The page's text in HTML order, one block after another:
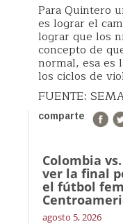
Para Quintero
es lograr el
lograr que los
concepto de
normal, esa es
los ciclos de
FUENTE:
comparte
Colombia
ver la final
el fútbol
agosto 5, 2026